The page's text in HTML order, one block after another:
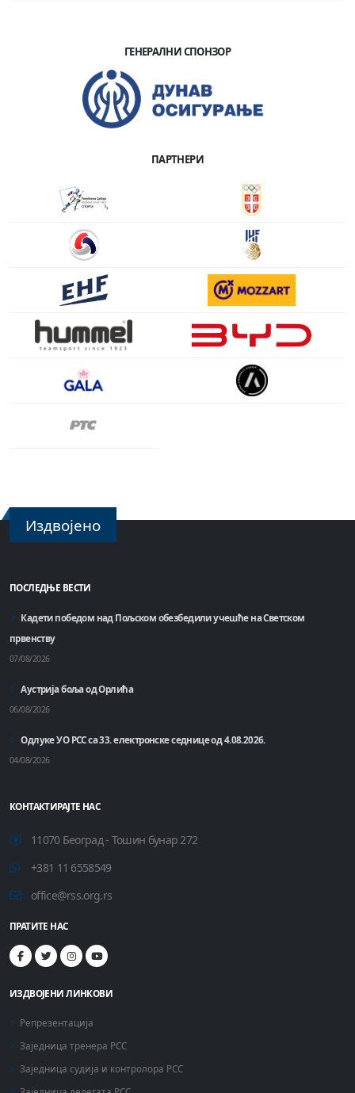
ГЕНЕРАЛНИ СПОНЗОР
ПАРТНЕРИ
Издвојено
ПОСЛЕДЊЕ ВЕСТИ
Кадети победом над Пољском обезбедили учешће на Светском
првенству
07/08/2026
Аустрија боља од Орлића
06/08/2026
Одлуке УО РСС са 33. електронске седнице од 4.08.2026.
04/08/2026
КОНТАКТИРАЈТЕ НАС
11070 Београд - Тошин бунар 272
+381 11 6558549
office@rss.org.rs
ПРАТИТЕ НАС
ИЗДВОЈЕНИ ЛИНКОВИ
Репрезентација
Заједница тренера РСС
Заједница судија и контролора РСС